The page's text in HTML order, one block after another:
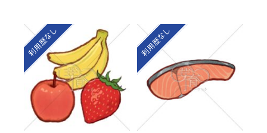
利用歴なし 利用歴なし